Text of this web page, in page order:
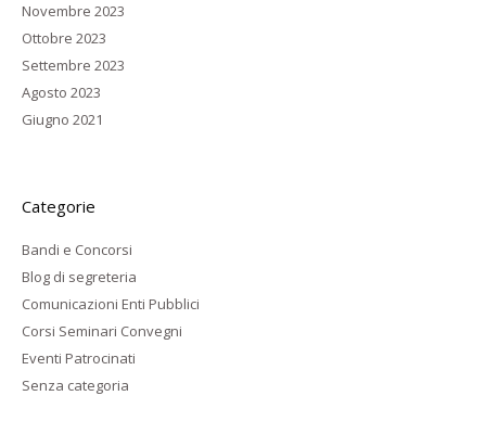
Novembre 2023
Ottobre 2023
Settembre 2023
Agosto 2023
Giugno 2021
Categorie
Bandi e Concorsi
Blog di segreteria
Comunicazioni Enti Pubblici
Corsi Seminari Convegni
Eventi Patrocinati
Senza categoria